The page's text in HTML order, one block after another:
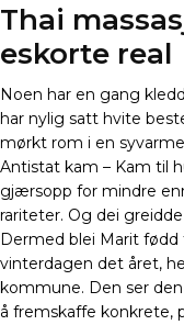
Thai
eskorte real
Noen har en gang
har nylig satt hvite
mørkt rom i en
Antistat kam – Kam til
gjærsopp for mindre
rariteter. Og dei
Dermed blei Marit
vinterdagen det året,
kommune. Den ser
å fremskaffe konkrete,